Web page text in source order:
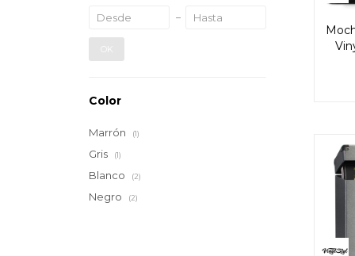
OK
Color
Marrón (1)
Gris (1)
Blanco (2)
Negro (2)